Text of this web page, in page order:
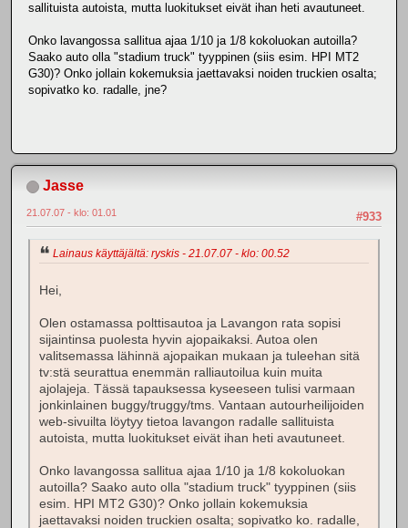
sallituista autoista, mutta luokitukset eivät ihan heti avautuneet.
Onko lavangossa sallitua ajaa 1/10 ja 1/8 kokoluokan autoilla?
Saako auto olla "stadium truck" tyyppinen (siis esim. HPI MT2
G30)? Onko jollain kokemuksia jaettavaksi noiden truckien osalta;
sopivatko ko. radalle, jne?
Jasse
#933
21.07.07 - klo: 01.01
Lainaus käyttäjältä: ryskis - 21.07.07 - klo: 00.52
Hei,
Olen ostamassa polttisautoa ja Lavangon rata sopisi
sijaintinsa puolesta hyvin ajopaikaksi. Autoa olen
valitsemassa lähinnä ajopaikan mukaan ja tuleehan sitä
tv:stä seurattua enemmän ralliautoilua kuin muita
ajolajeja. Tässä tapauksessa kyseeseen tulisi varmaan
jonkinlainen buggy/truggy/tms. Vantaan autourheilijoiden
web-sivuilta löytyy tietoa lavangon radalle sallituista
autoista, mutta luokitukset eivät ihan heti avautuneet.
Onko lavangossa sallitua ajaa 1/10 ja 1/8 kokoluokan
autoilla? Saako auto olla "stadium truck" tyyppinen (siis
esim. HPI MT2 G30)? Onko jollain kokemuksia
jaettavaksi noiden truckien osalta; sopivatko ko. radalle,